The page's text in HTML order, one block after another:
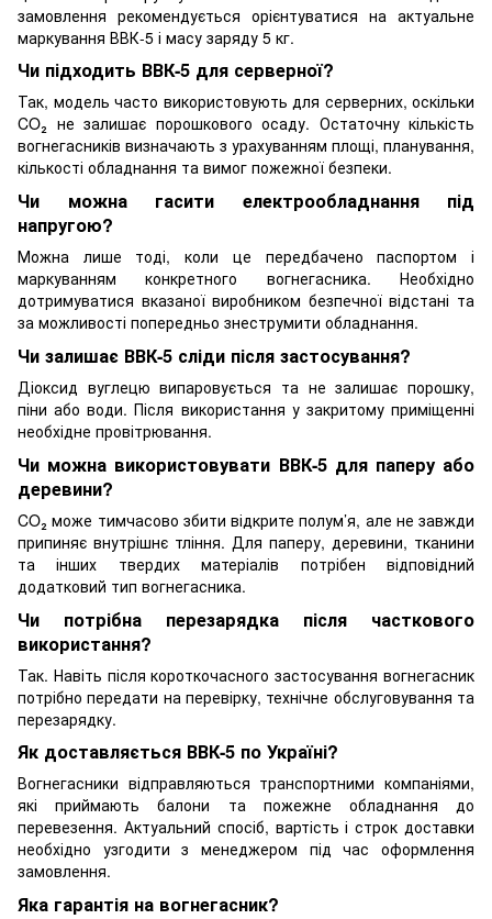
замовлення рекомендується орієнтуватися на актуальне
маркування ВВК-5 і масу заряду 5 кг.
Чи підходить ВВК-5 для серверної?
Так, модель часто використовують для серверних, оскільки
CO₂ не залишає порошкового осаду. Остаточну кількість
вогнегасників визначають з урахуванням площі, планування,
кількості обладнання та вимог пожежної безпеки.
Чи можна гасити електрообладнання під
напругою?
Можна лише тоді, коли це передбачено паспортом і
маркуванням конкретного вогнегасника. Необхідно
дотримуватися вказаної виробником безпечної відстані та
за можливості попередньо знеструмити обладнання.
Чи залишає ВВК-5 сліди після застосування?
Діоксид вуглецю випаровується та не залишає порошку,
піни або води. Після використання у закритому приміщенні
необхідне провітрювання.
Чи можна використовувати ВВК-5 для паперу або
деревини?
CO₂ може тимчасово збити відкрите полум’я, але не завжди
припиняє внутрішнє тління. Для паперу, деревини, тканини
та інших твердих матеріалів потрібен відповідний
додатковий тип вогнегасника.
Чи потрібна перезарядка після часткового
використання?
Так. Навіть після короткочасного застосування вогнегасник
потрібно передати на перевірку, технічне обслуговування та
перезарядку.
Як доставляється ВВК-5 по Україні?
Вогнегасники відправляються транспортними компаніями,
які приймають балони та пожежне обладнання до
перевезення. Актуальний спосіб, вартість і строк доставки
необхідно узгодити з менеджером під час оформлення
замовлення.
Яка гарантія на вогнегасник?